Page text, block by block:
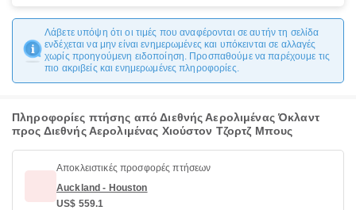
Λάβετε υπόψη ότι οι τιμές που αναφέρονται σε αυτήν τη σελίδα
ενδέχεται να μην είναι ενημερωμένες και υπόκεινται σε αλλαγές
χωρίς προηγούμενη ειδοποίηση. Προσπαθούμε να παρέχουμε τις
πιο ακριβείς και ενημερωμένες πληροφορίες.
Πληροφορίες πτήσης από Διεθνής Αερολιμένας Όκλαντ
προς Διεθνής Αερολιμένας Χιούστον Τζορτζ Μπους
Αποκλειστικές προσφορές πτήσεων
Auckland - Houston
US$ 559.1